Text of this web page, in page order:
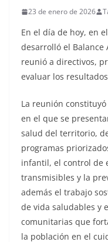
23 de enero de 2026
En el día de hoy, en
desarrolló el Balance
reunió a directivos,
evaluar los
La reunión
en el que se
salud del territorio,
programas
infantil, el control de
transmisibles y la
además el trabajo
de vida saludables y
comunitarias que
la población en el